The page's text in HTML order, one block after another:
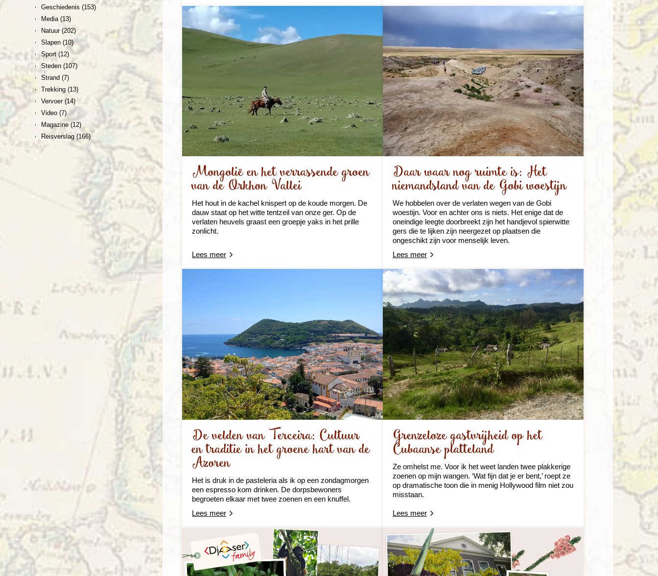
Mongolië en het verrassende groen
van de Orkhon Vallei
Het hout in de kachel knispert op de koude morgen. De
dauw staat op het witte tentzeil van onze ger. Op de
verlaten heuvels graast een groepje yaks in het prille
zonlicht.
Lees meer
Daar waar nog ruimte is: Het
niemandsland van de Gobi woestijn
We hobbelen over de verlaten wegen van de Gobi
woestijn. Voor en achter ons is niets. Het enige dat de
oneindige leegte doorbreekt zijn het handjevol spierwitte
gers die te lijken zijn neergezet op plaatsen die
ongeschikt zijn voor menselijk leven.
Lees meer
De velden van Terceira: Cultuur
en traditie in het groene hart van de
Azoren
Het is druk in de pasteleria als ik op een zondagmorgen
een espresso kom drinken. De dorpsbewoners
begroeten elkaar met twee zoenen en een knuffel.
Lees meer
Grenzeloze gastvrijheid op het
Cubaanse platteland
Ze omhelst me. Voor ik het weet landen twee plakkerige
zoenen op mijn wangen. ‘Wat fijn dat je er bent,’ roept ze
op dramatische toon die in menig Hollywood film niet zou
misstaan.
Lees meer
Geschiedenis (153)
Media (13)
Natuur (202)
Slapen (10)
Sport (12)
Steden (107)
Strand (7)
Trekking (13)
Vervoer (14)
Video (7)
Magazine (12)
Reisverslag (166)